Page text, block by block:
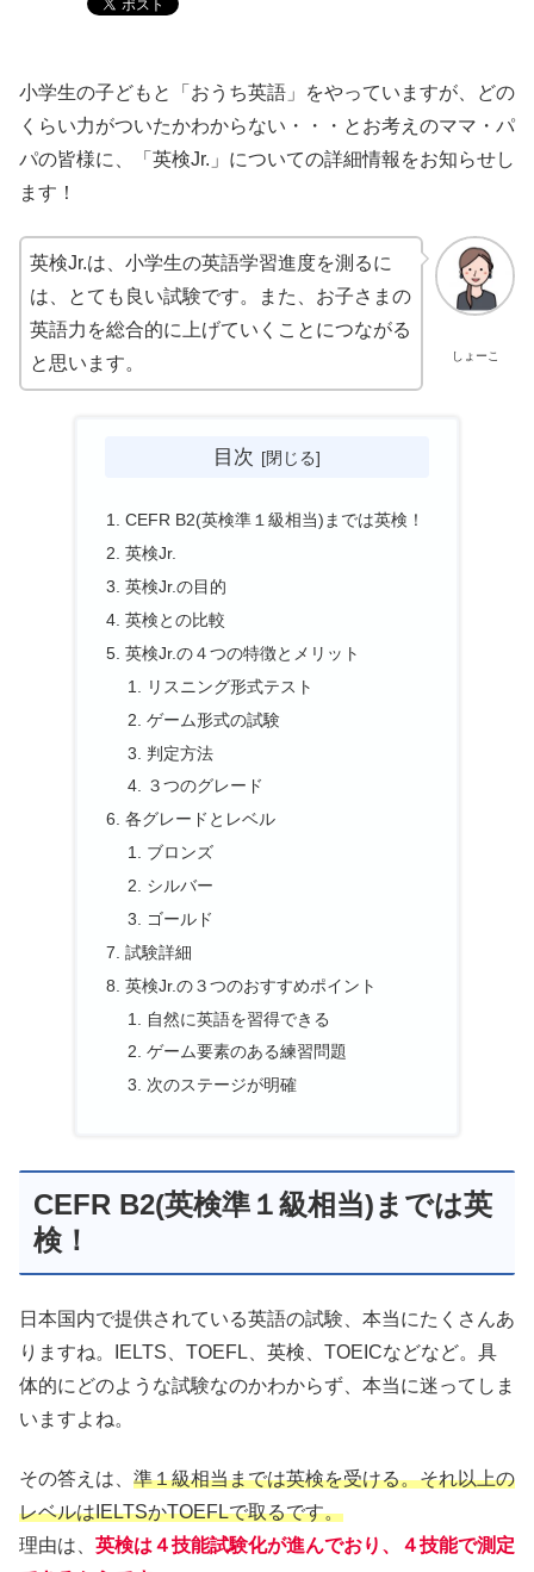
小学生の子どもと「おうち英語」をやっていますが、どの
くらい力がついたかわからない・・・とお考えのママ・パ
パの皆様に、「英検Jr.」についての詳細情報をお知らせし
ます！
しょーこ
英検Jr.は、小学生の英語学習進度を測るに
は、とても良い試験です。また、お子さまの
英語力を総合的に上げていくことにつながる
と思います。
目次
CEFR B2(英検準１級相当)までは英検！
英検Jr.
英検Jr.の目的
英検との比較
英検Jr.の４つの特徴とメリット
リスニング形式テスト
ゲーム形式の試験
判定方法
３つのグレード
各グレードとレベル
ブロンズ
シルバー
ゴールド
試験詳細
英検Jr.の３つのおすすめポイント
自然に英語を習得できる
ゲーム要素のある練習問題
次のステージが明確
CEFR B2(英検準１級相当)までは英
検！
日本国内で提供されている英語の試験、本当にたくさんあ
りますね。IELTS、TOEFL、英検、TOEICなどなど。具
体的にどのような試験なのかわからず、本当に迷ってしま
いますよね。
その答えは、 準１級相当までは英検を受ける。それ以上の
レベルはIELTSかTOEFLで取るです。
理由は、 英検は４技能試験化が進んでおり、４技能で測定